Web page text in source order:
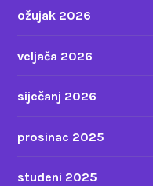
ožujak 2026
veljača 2026
siječanj 2026
prosinac 2025
studeni 2025